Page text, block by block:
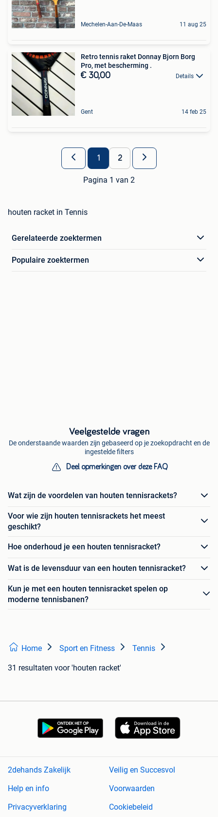
Mechelen-Aan-De-Maas 11 aug 25
Retro tennis raket Donnay Bjorn Borg
Pro, met bescherming .
€ 30,00 Details
Gent 14 feb 25
1 2
Pagina 1 van 2
houten racket in Tennis
Gerelateerde zoektermen
Populaire zoektermen
Veelgestelde vragen
De onderstaande waarden zijn gebaseerd op je zoekopdracht en de
ingestelde filters
Deel opmerkingen over deze FAQ
Wat zijn de voordelen van houten tennisrackets?
Voor wie zijn houten tennisrackets het meest
geschikt?
Hoe onderhoud je een houten tennisracket?
Wat is de levensduur van een houten tennisracket?
Kun je met een houten tennisracket spelen op
moderne tennisbanen?
Home Sport en Fitness Tennis
31 resultaten voor 'houten racket'
2dehands Zakelijk
Veilig en Succesvol
Help en info
Voorwaarden
Privacyverklaring
Cookiebeleid